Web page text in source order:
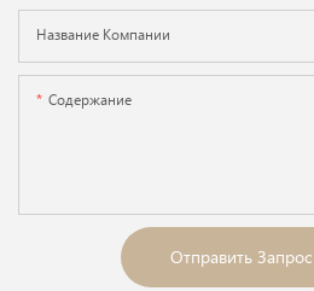
Название Компании
Содержание
Отправить